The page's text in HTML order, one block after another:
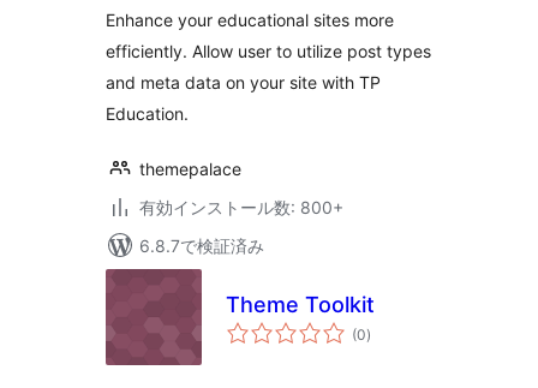
Enhance your educational sites more
efficiently. Allow user to utilize post types
and meta data on your site with TP
Education.
themepalace
有効インストール数: 800+
6.8.7で検証済み
Theme Toolkit
(0個
の)